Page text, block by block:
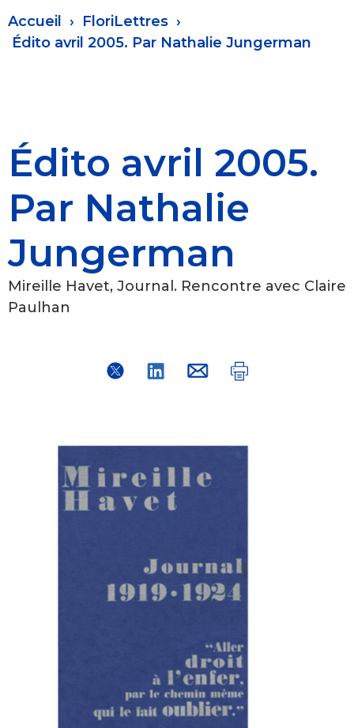
Fil
d'Ariane
Accueil
FloriLettres
Édito avril 2005. Par Nathalie Jungerman
Édito avril 2005.
Par Nathalie
Jungerman
Mireille Havet, Journal. Rencontre avec Claire
Paulhan